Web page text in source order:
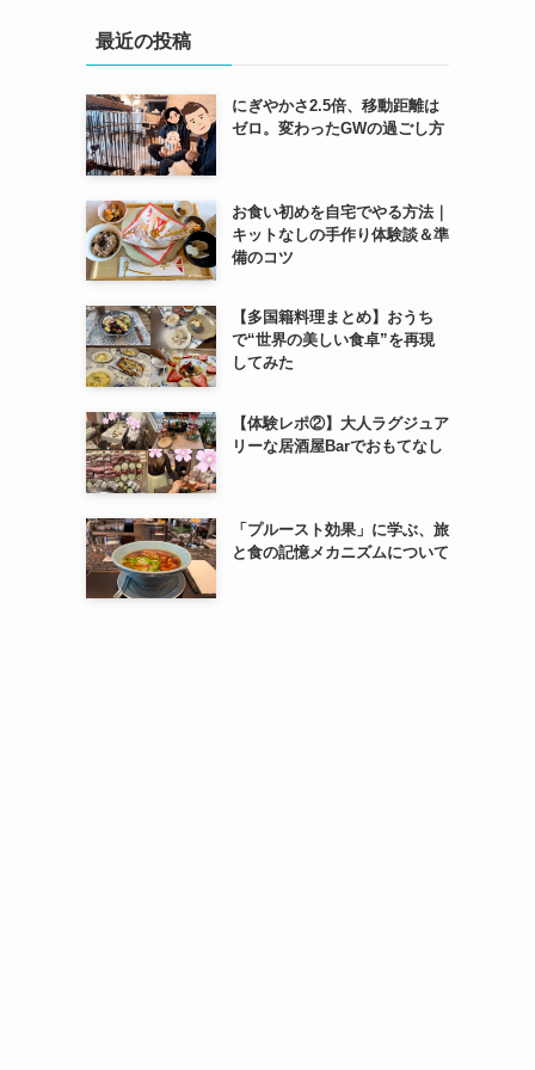
最近の投稿
にぎやかさ2.5倍、移動距離は
ゼロ。変わったGWの過ごし方
お食い初めを自宅でやる方法｜
キットなしの手作り体験談＆準
備のコツ
【多国籍料理まとめ】おうち
で“世界の美しい食卓”を再現
してみた
【体験レポ②】大人ラグジュア
リーな居酒屋Barでおもてなし
「プルースト効果」に学ぶ、旅
と食の記憶メカニズムについて